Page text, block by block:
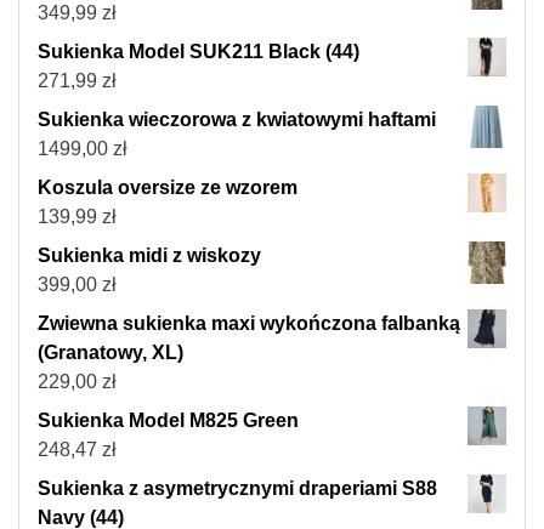
349,99 zł
Sukienka Model SUK211 Black (44)
271,99 zł
Sukienka wieczorowa z kwiatowymi haftami
1499,00 zł
Koszula oversize ze wzorem
139,99 zł
Sukienka midi z wiskozy
399,00 zł
Zwiewna sukienka maxi wykończona falbanką
(Granatowy, XL)
229,00 zł
Sukienka Model M825 Green
248,47 zł
Sukienka z asymetrycznymi draperiami S88
Navy (44)